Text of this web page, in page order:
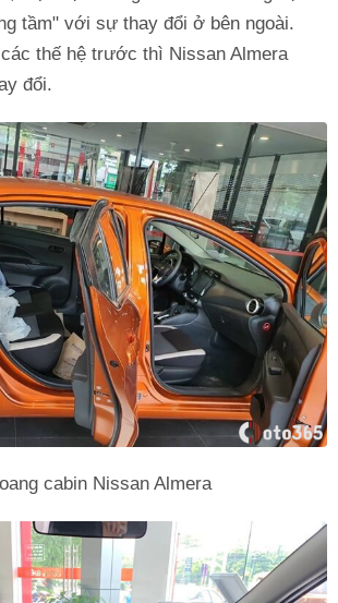
tầm" với sự thay đổi ở bên ngoài.
thế hệ trước thì Nissan Almera
đổi.
cabin Nissan Almera